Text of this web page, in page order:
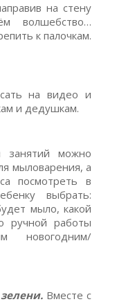
на стену
волшебство…
к палочкам.
на видео и
и дедушкам.
занятий можно
мыловарения, а
посмотреть в
выбрать:
мыло, какой
ручной работы
новогодним/
Вместе с